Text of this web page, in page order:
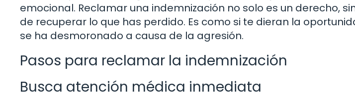
emocional. Reclamar una indemnización no solo es un derecho,
de recuperar lo que has perdido. Es como si te dieran la
se ha desmoronado a causa de la agresión.
Pasos para reclamar la indemnización
Busca atención médica inmediata